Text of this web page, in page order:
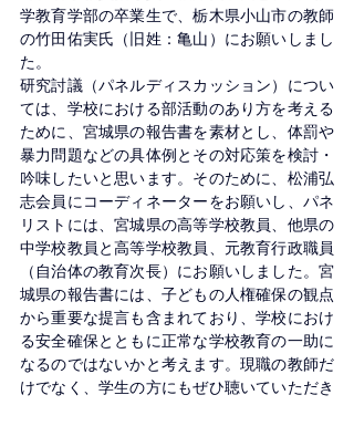
学教育学部の卒業生で、栃木県小山市の教師
の竹田佑実氏（旧姓：亀山）にお願いしまし
た。
研究討議（パネルディスカッション）につい
ては、学校における部活動のあり方を考える
ために、宮城県の報告書を素材とし、体罰や
暴力問題などの具体例とその対応策を検討・
吟味したいと思います。そのために、松浦弘
志会員にコーディネーターをお願いし、パネ
リストには、宮城県の高等学校教員、他県の
中学校教員と高等学校教員、元教育行政職員
（自治体の教育次長）にお願いしました。宮
城県の報告書には、子どもの人権確保の観点
から重要な提言も含まれており、学校におけ
る安全確保とともに正常な学校教育の一助に
なるのではないかと考えます。現職の教師だ
けでなく、学生の方にもぜひ聴いていただき